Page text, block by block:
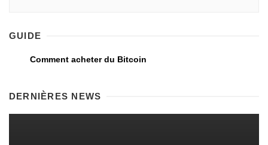
GUIDE
Comment acheter du Bitcoin
DERNIÈRES NEWS